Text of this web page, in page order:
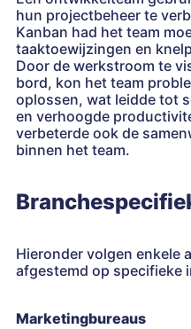
hun projectbeheer te
Kanban had het team
taaktoewijzingen en
Door de werkstroom te
bord, kon het team
oplossen, wat leidde tot
en verhoogde
verbeterde ook de
binnen het team.
Hieronder volgen enkele
afgestemd op specifieke
Marketingbureaus